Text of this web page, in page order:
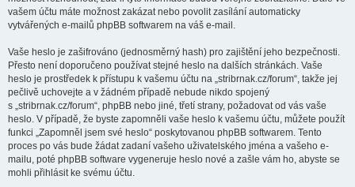
vašem účtu máte možnost zakázat nebo povolit zasílání automaticky
vytvářených e-mailů phpBB softwarem na váš e-mail.
Vaše heslo je zašifrováno (jednosměrný hash) pro zajištění jeho bezpečnosti.
Přesto není doporučeno používat stejné heslo na dalších stránkách. Vaše
heslo je prostředek k přístupu k vašemu účtu na „stribrnak.cz/forum“, takže jej
pečlivě uchovejte a v žádném případě nebude nikdo spojený
s „stribrnak.cz/forum“, phpBB nebo jiné, třetí strany, požadovat od vás vaše
heslo. V případě, že byste zapomněli vaše heslo k vašemu účtu, můžete použít
funkci „Zapomněl jsem své heslo“ poskytovanou phpBB softwarem. Tento
proces po vás bude žádat zadaní vašeho uživatelského jména a vašeho e-
mailu, poté phpBB software vygeneruje heslo nové a zašle vám ho, abyste se
mohli přihlásit ke svému účtu.